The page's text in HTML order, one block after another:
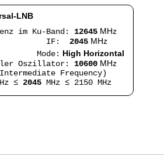
LNB
im Ku-Band: 12645 MHz
2045 MHz
High Horizontal
Oszillator: 10600 MHz
Frequency)
≤ 2045 MHz ≤ 2150 MHz